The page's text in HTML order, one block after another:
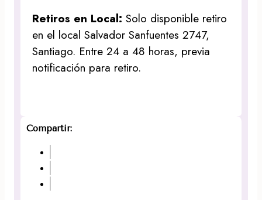
Retiros en Local:Solo disponible retiro
en el local Salvador Sanfuentes 2747,
Santiago. Entre 24 a 48 horas, previa
notificación para retiro.
Compartir: